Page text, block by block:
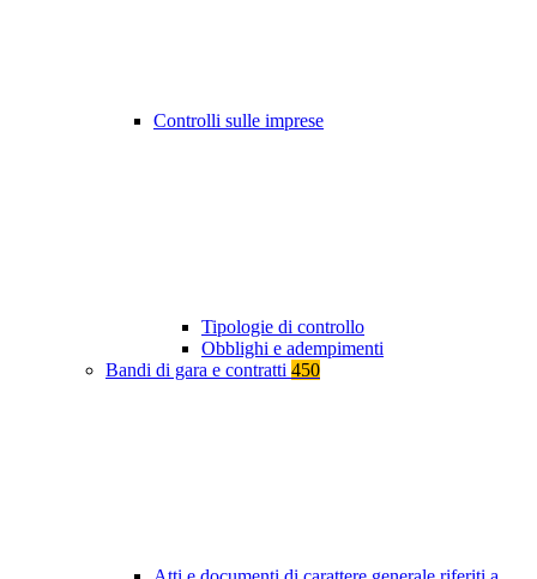
Controlli sulle imprese
Tipologie di controllo
Obblighi e adempimenti
Bandi di gara e contratti 450